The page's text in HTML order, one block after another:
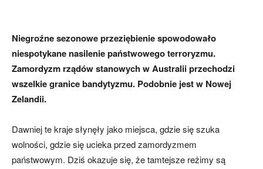
Niegroźne sezonowe przeziębienie spowodowało
niespotykane nasilenie państwowego terroryzmu.
Zamordyzm rządów stanowych w Australii przechodzi
wszelkie granice bandytyzmu. Podobnie jest w Nowej
Zelandii.
Dawniej te kraje słynęły jako miejsca, gdzie się szuka
wolności, gdzie się ucieka przed zamordyzmem
państwowym. Dziś okazuje się, że tamtejsze reżimy są